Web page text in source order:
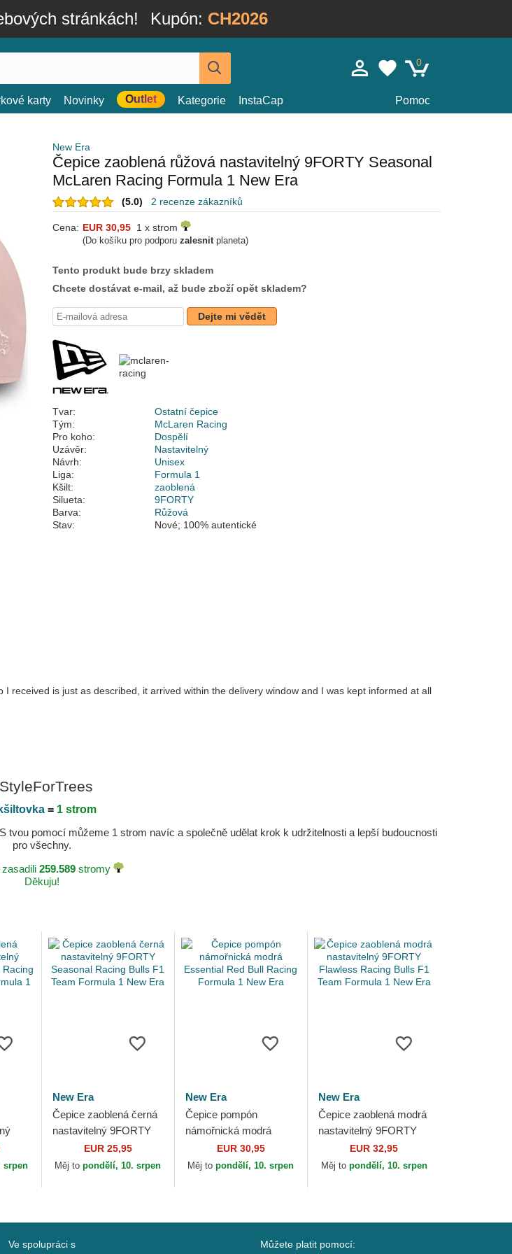
stránkách! Kupón: CH2026
0
karty Novinky Outlet Kategorie InstaCap Pomoc
New Era
Čepice zaoblená růžová nastavitelný 9FORTY Seasonal
McLaren Racing Formula 1 New Era
(5.0) 2 recenze zákazníků
Cena: EUR 30,95 1 x strom
(Do košíku pro podporu zalesnitplaneta)
Tento produkt bude brzy skladem
Chcete dostávat e-mail, až bude zboží opět skladem?
Dejte mi vědět
Tvar:
Ostatní čepice
Tým:
McLaren Racing
Pro koho:
Dospělí
Uzávěr:
Nastavitelný
Návrh:
Unisex
Liga:
Formula 1
Kšilt:
zaoblená
Silueta:
9FORTY
Barva:
Růžová
Stav:
Nové; 100% autentické
received is just as described, it arrived within the delivery window and I was kept informed at all
= 1 strom
pomocí můžeme 1 strom navíc a společně udělat krok k udržitelnosti a lepší budoucnosti
pro všechny.
259.589stromy
Děkuju!
srpen
New Era
Čepice zaoblená černá
nastavitelný 9FORTY
Seasonal Racing Bulls
F1 Team Formula 1
EUR 25,95
Měj topondělí, 10. srpen
New Era
Čepice pompón
námořnická modrá
Essential Red Bull
Racing Formula 1 New
EUR 30,95
Měj topondělí, 10. srpen
New Era
Čepice zaoblená modrá
nastavitelný 9FORTY
Flawless Racing Bulls
F1 Team Formula 1
EUR 32,95
Měj to pondělí, 10. srpen
Ve spolupráci s Můžete platit pomocí: